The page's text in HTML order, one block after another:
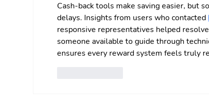
Cash-back tools make saving easier, but
delays. Insights from users who contacted
responsive representatives helped
someone available to guide through
ensures every reward system feels truly